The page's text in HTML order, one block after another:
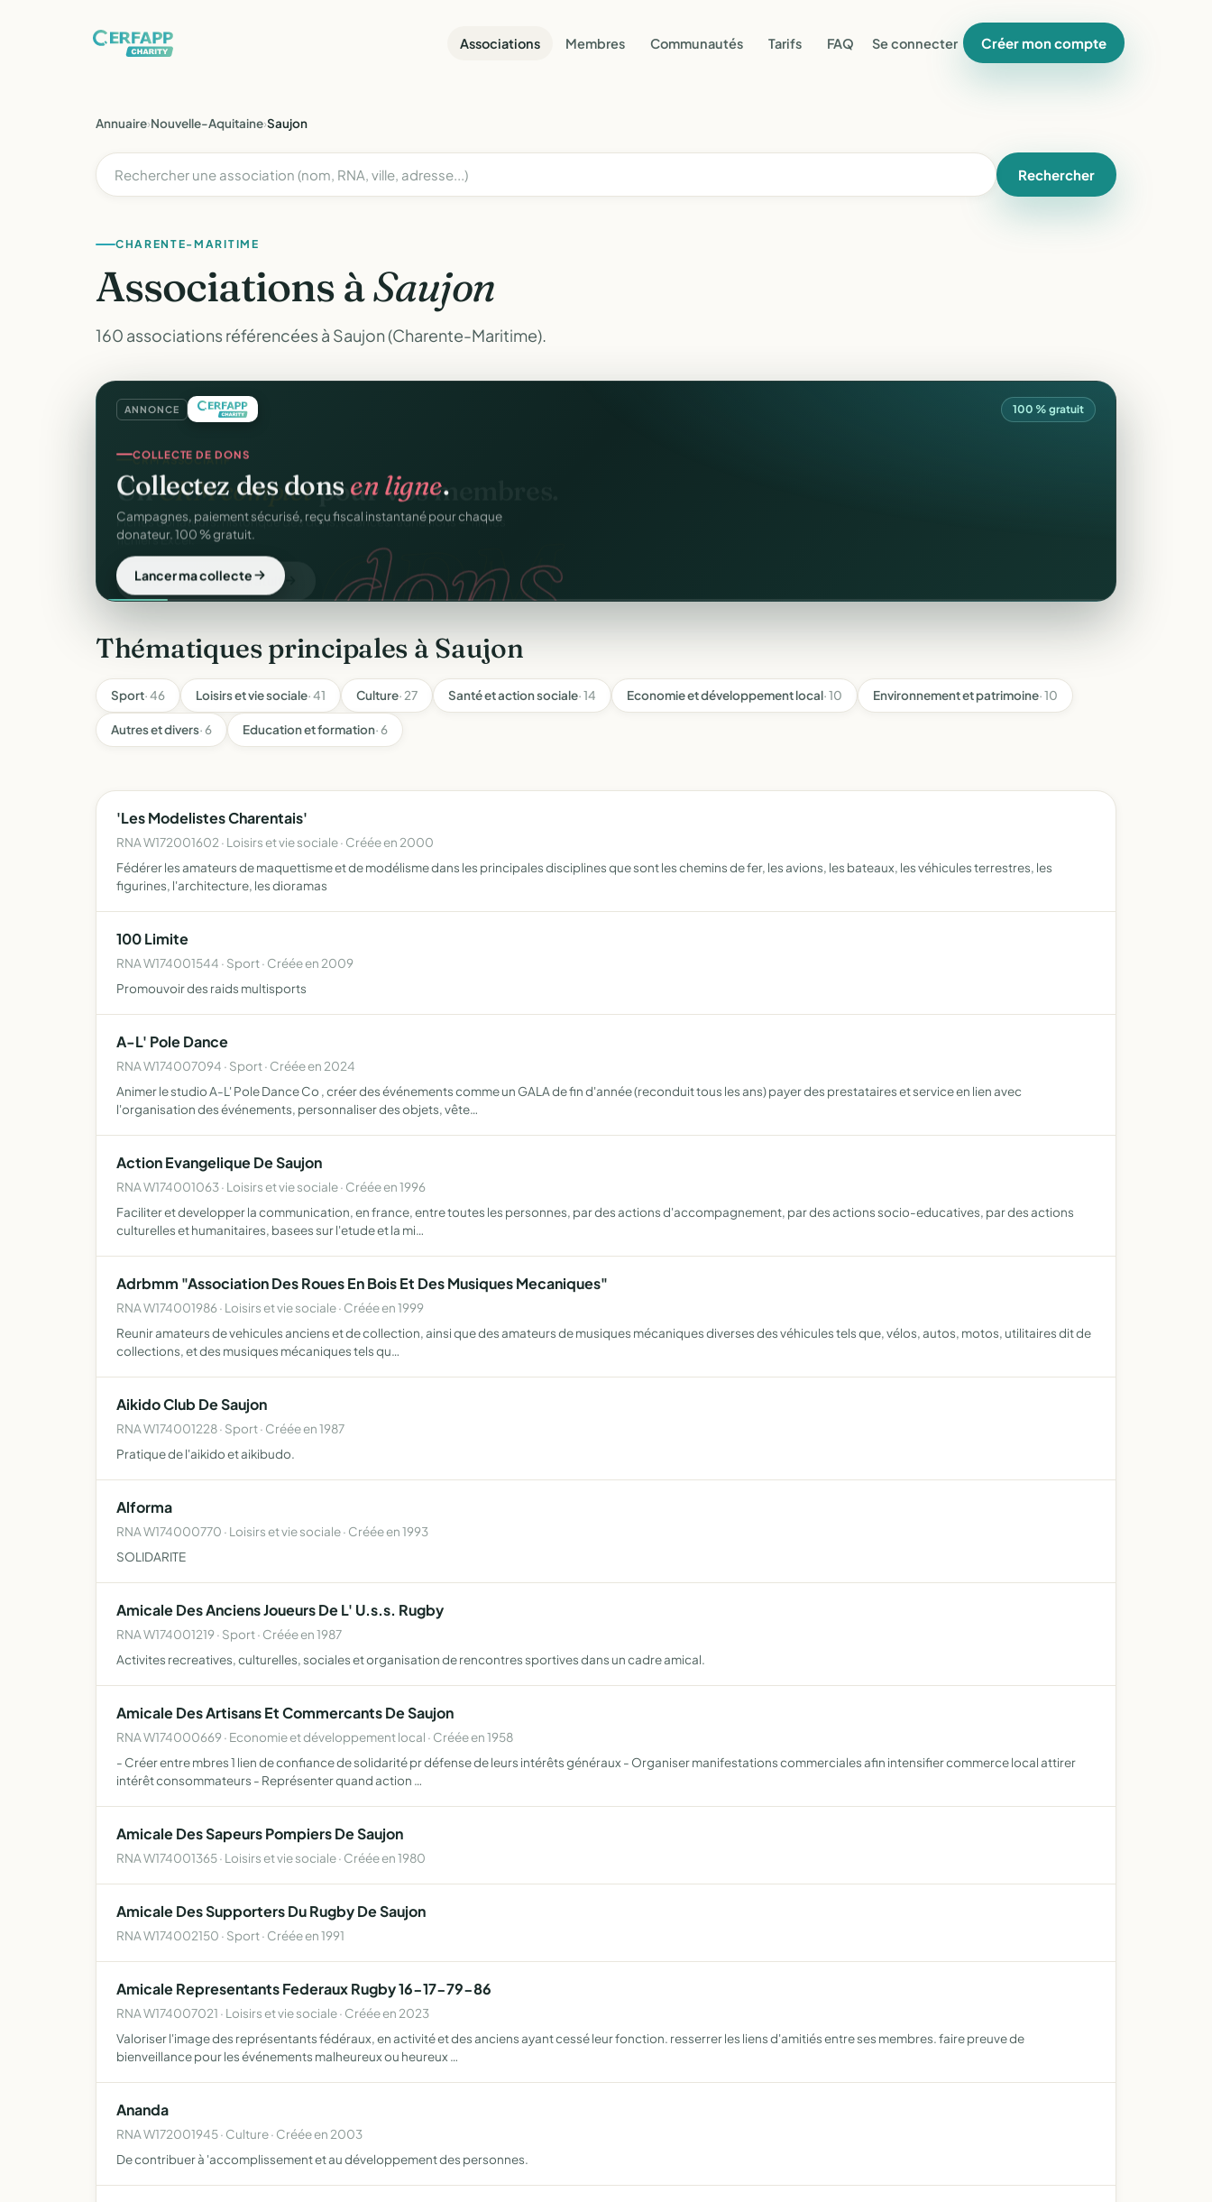
Associations Membres Communautés Tarifs FAQ Se connecter Créer mon compte
Annuaire›Nouvelle-Aquitaine›Saujon
Rechercher
CHARENTE-MARITIME
Associations àSaujon
160 associations référencées à Saujon (Charente-Maritime).
ANNONCE 100 % gratuit
dons.
COLLECTE DE DONS
Collectez des donsen ligne.
Campagnes, paiement sécurisé, reçu fiscal instantané pour chaque
donateur. 100 % gratuit.
Lancer ma collecte
Thématiques principales à Saujon
Sport· 46 Loisirs et vie sociale· 41 Culture· 27 Santé et action sociale· 14 Economie et développement local· 10 Environnement et patrimoine· 10
Autres et divers· 6 Education et formation· 6
'Les Modelistes Charentais'
RNA W172001602 · Loisirs et vie sociale · Créée en 2000
Fédérer les amateurs de maquettisme et de modélisme dans les principales disciplines que sont les chemins de fer, les avions, les bateaux, les véhicules terrestres, les
figurines, l'architecture, les dioramas
100 Limite
RNA W174001544 · Sport · Créée en 2009
Promouvoir des raids multisports
A-L' Pole Dance
RNA W174007094 · Sport · Créée en 2024
Animer le studio A-L' Pole Dance Co , créer des événements comme un GALA de fin d'année (reconduit tous les ans) payer des prestataires et service en lien avec
l'organisation des événements, personnaliser des objets, vête…
Action Evangelique De Saujon
RNA W174001063 · Loisirs et vie sociale · Créée en 1996
Faciliter et developper la communication, en france, entre toutes les personnes, par des actions d'accompagnement, par des actions socio-educatives, par des actions
culturelles et humanitaires, basees sur l'etude et la mi…
Adrbmm "Association Des Roues En Bois Et Des Musiques Mecaniques"
RNA W174001986 · Loisirs et vie sociale · Créée en 1999
Reunir amateurs de vehicules anciens et de collection, ainsi que des amateurs de musiques mécaniques diverses des véhicules tels que, vélos, autos, motos, utilitaires dit de
collections, et des musiques mécaniques tels qu…
Aikido Club De Saujon
RNA W174001228 · Sport · Créée en 1987
Pratique de l'aikido et aikibudo.
Alforma
RNA W174000770 · Loisirs et vie sociale · Créée en 1993
SOLIDARITE
Amicale Des Anciens Joueurs De L' U.s.s. Rugby
RNA W174001219 · Sport · Créée en 1987
Activites recreatives, culturelles, sociales et organisation de rencontres sportives dans un cadre amical.
Amicale Des Artisans Et Commercants De Saujon
RNA W174000669 · Economie et développement local · Créée en 1958
- Créer entre mbres 1 lien de confiance de solidarité pr défense de leurs intérêts généraux - Organiser manifestations commerciales afin intensifier commerce local attirer
intérêt consommateurs - Représenter quand action …
Amicale Des Sapeurs Pompiers De Saujon
RNA W174001365 · Loisirs et vie sociale · Créée en 1980
Amicale Des Supporters Du Rugby De Saujon
RNA W174002150 · Sport · Créée en 1991
Amicale Representants Federaux Rugby 16-17-79-86
RNA W174007021 · Loisirs et vie sociale · Créée en 2023
Valoriser l'image des représentants fédéraux, en activité et des anciens ayant cessé leur fonction. resserrer les liens d'amitiés entre ses membres. faire preuve de
bienveillance pour les événements malheureux ou heureux …
Ananda
RNA W172001945 · Culture · Créée en 2003
De contribuer à 'accomplissement et au développement des personnes.